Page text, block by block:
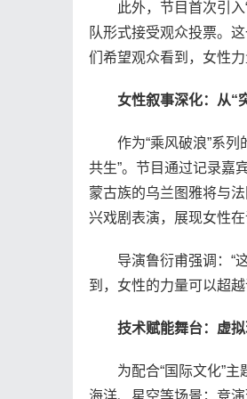
此外，节目首次引入“
队形式接受观众投票。
们希望观众看到，女性
女性叙事深化：从“
作为“乘风破浪”系列的
共生”。节目通过记录嘉
蒙古族的乌兰图雅将与
兴戏剧表演，展现女性
导演鲁衍甫强调：“这
到，女性的力量可以超
技术赋能舞台：虚
为配合“国际文化”主
海洋、星空等场景；竞